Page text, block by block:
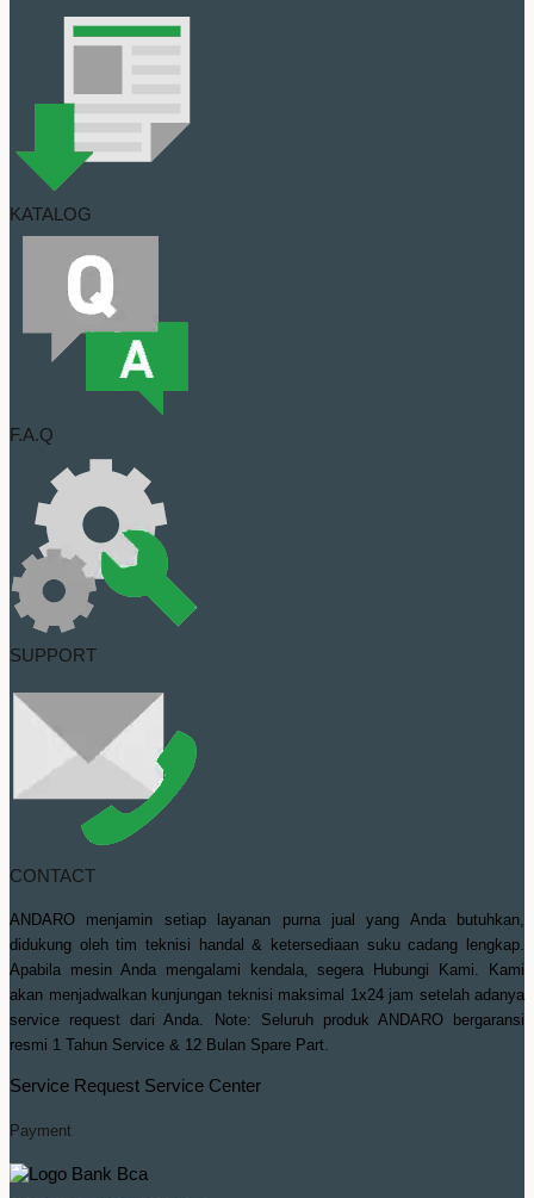
KATALOG
F.A.Q
SUPPORT
CONTACT
ANDARO menjamin setiap layanan purna jual yang Anda butuhkan,
didukung oleh tim teknisi handal & ketersediaan suku cadang lengkap.
Apabila mesin Anda mengalami kendala, segera Hubungi Kami. Kami
akan menjadwalkan kunjungan teknisi maksimal 1x24 jam setelah adanya
service request dari Anda. Note: Seluruh produk ANDARO bergaransi
resmi 1 Tahun Service & 12 Bulan Spare Part.
Service Request Service Center
Payment